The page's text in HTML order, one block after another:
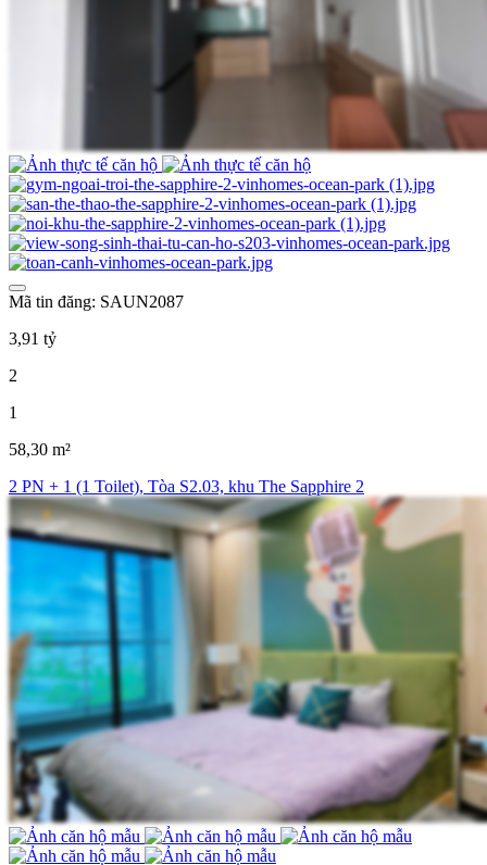
Mã tin đăng: SAUN2087
3,91 tỷ
2
1
58,30 m²
2 PN + 1 (1 Toilet), Tòa S2.03, khu The Sapphire 2